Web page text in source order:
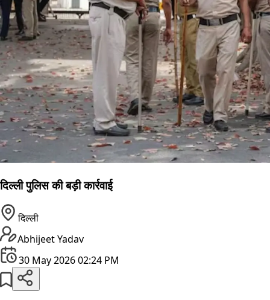
दिल्ली पुलिस की बड़ी कार्रवाई
दिल्ली
Abhijeet Yadav
30 May 2026 02:24 PM